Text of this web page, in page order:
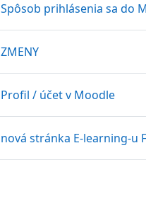
Spôsob prihlásenia sa do
ZMENY
Profil / účet v Moodle
nová stránka E-learning-u